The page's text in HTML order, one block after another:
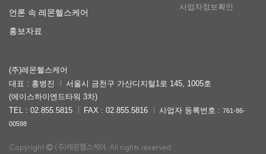
언론 속 레몬헬스케어
홍보자료
사업자정보확인
(주)레몬헬스케어
대표 : 홍병진
서울시 금천구 가산디지털1로 145, 1005호
(에이스하이엔드타워 3차)
TEL : 02.855.5815
FAX : 02.855.5816 사업자 등록번호 : 761-86-
00598
Copyright (주)레몬헬스케어. All rights reserved.